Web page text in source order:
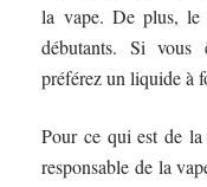
la vape. De plus, le
débutants. Si vous
préférez un liquide à
Pour ce qui est de
responsable de la